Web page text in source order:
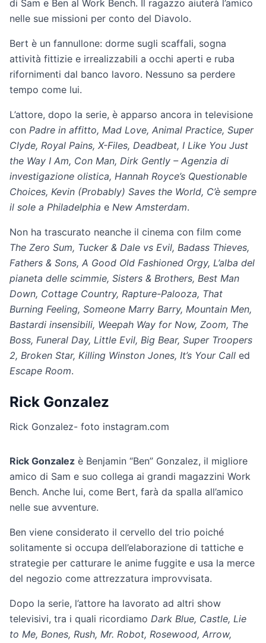
di Sam e Ben al Work Bench. Il ragazzo aiuterà l’amico
nelle sue missioni per conto del Diavolo.
Bert è un fannullone: dorme sugli scaffali, sogna
attività fittizie e irrealizzabili a occhi aperti e ruba
rifornimenti dal banco lavoro. Nessuno sa perdere
tempo come lui.
L’attore, dopo la serie, è apparso ancora in televisione
con Padre in affitto, Mad Love, Animal Practice, Super
Clyde, Royal Pains, X-Files, Deadbeat, I Like You Just
the Way I Am, Con Man, Dirk Gently – Agenzia di
investigazione olistica, Hannah Royce’s Questionable
Choices, Kevin (Probably) Saves the World, C’è sempre
il sole a Philadelphia e New Amsterdam.
Non ha trascurato neanche il cinema con film come
The Zero Sum, Tucker & Dale vs Evil, Badass Thieves,
Fathers & Sons, A Good Old Fashioned Orgy, L’alba del
pianeta delle scimmie, Sisters & Brothers, Best Man
Down, Cottage Country, Rapture-Palooza, That
Burning Feeling, Someone Marry Barry, Mountain Men,
Bastardi insensibili, Weepah Way for Now, Zoom, The
Boss, Funeral Day, Little Evil, Big Bear, Super Troopers
2, Broken Star, Killing Winston Jones, It’s Your Call ed
Escape Room.
Rick Gonzalez
Rick Gonzalez- foto instagram.com
Rick Gonzalez è Benjamin “Ben” Gonzalez, il migliore
amico di Sam e suo collega ai grandi magazzini Work
Bench. Anche lui, come Bert, farà da spalla all’amico
nelle sue avventure.
Ben viene considerato il cervello del trio poiché
solitamente si occupa dell’elaborazione di tattiche e
strategie per catturare le anime fuggite e usa la merce
del negozio come attrezzatura improvvisata.
Dopo la serie, l’attore ha lavorato ad altri show
televisivi, tra i quali ricordiamo Dark Blue, Castle, Lie
to Me, Bones, Rush, Mr. Robot, Rosewood, Arrow,